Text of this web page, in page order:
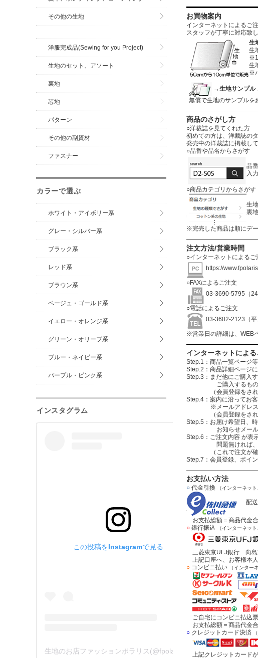
お買物案内
インターネットによるご
スタッフが丁寧に対応致
生
生
生
※
→生地サンプル
無償で生地のサンプルを
商品のさがし方
○洋裁誌を見てくれた方
初めての方は、洋裁誌の
発売中の洋裁誌に掲載し
○品番や品名からさがす
品
入
○商品カテゴリからさがす
生
裏
※完売した商品は順にデ
注文方法/営業時間
○インターネットによるご
https://
○FAXによるご注文
03-3690-5795（24
○電話によるご注文
03-3602-2123（
※営業日の詳細は、WEB
インターネットによ
Step.1：商品一覧ページ
Step.2：商品詳細ページ
Step.3：まだ他にご購入
ご購入するものが他
（会員登録をされてい
Step.4：案内に沿ってお
※メールアドレスは必
（会員登録をされて
Step.5：お届け希望日、
お知らせメールはセ
Step.6：ご注文内容 が表
問題無ければ、【こ
（これで注文が確定し
Step.7：会員登録、ポイ
お支払い方法
○ 代金引換 （インターネッ
配送
お支払総額＝商品代金
○ 銀行振込 （インターネッ
三菱東京UFJ銀行 向
上記口座へ、お客様本
○ コンビニ払い （インター
ご自宅にコンビニ払込
お支払総額＝商品代金
○ クレジットカード決済
上記クレジットカード
その他の生地
洋服完成品(Sewing for you Project)
生地のセット、アソート
裏地
芯地
パターン
その他の副資材
ファスナー
カラーで選ぶ
ホワイト・アイボリー系
グレー・シルバー系
ブラック系
レッド系
ブラウン系
ベージュ・ゴールド系
イエロー・オレンジ系
グリーン・オリーブ系
ブルー・ネイビー系
パープル・ピンク系
インスタグラム
この投稿をInstagramで見る